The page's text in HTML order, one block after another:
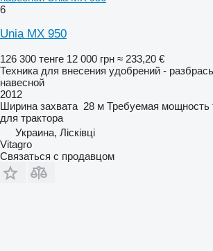
6
Unia MX 950
126 300 тенге 12 000 грн ≈ 233,20 €
Техника для внесения удобрений -
навесной
2012
Ширина захвата 28 м Требуемая мощность
для трактора
Украина, Лісківці
Vitagro
Связаться с продавцом